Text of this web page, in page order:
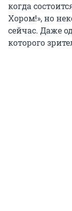
когда
Хором!», но
сейчас. Даже
которого